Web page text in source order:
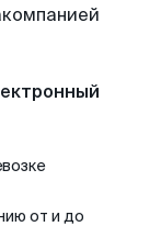
от и до